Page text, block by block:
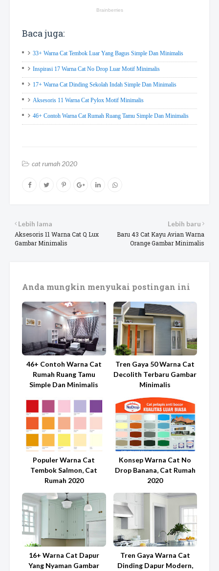
Baca juga:
33+ Warna Cat Tembok Luar Yang Bagus Simple Dan Minimalis
Inspirasi 17 Warna Cat No Drop Luar Motif Minimalis
17+ Warna Cat Dinding Sekolah Indah Simple Dan Minimalis
Aksesoris 11 Warna Cat Pylox Motif Minimalis
46+ Contoh Warna Cat Rumah Ruang Tamu Simple Dan Minimalis
cat rumah 2020
Lebih baru
Baru 43 Cat Kayu Avian Warna
Orange Gambar Minimalis
Lebih lama
Aksesoris 11 Warna Cat Q Lux
Gambar Minimalis
Anda mungkin menyukai postingan ini
46+ Contoh Warna Cat
Rumah Ruang Tamu
Simple Dan Minimalis
Tren Gaya 50 Warna Cat
Decolith Terbaru Gambar
Minimalis
Populer Warna Cat
Tembok Salmon, Cat
Rumah 2020
Konsep Warna Cat No
Drop Banana, Cat Rumah
2020
16+ Warna Cat Dapur
Yang Nyaman Gambar
Tren Gaya Warna Cat
Dinding Dapur Modern,